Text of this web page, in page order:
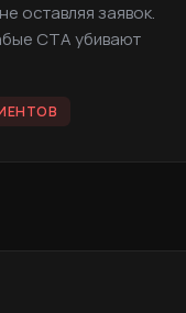
оставляя заявок.
CTA убивают